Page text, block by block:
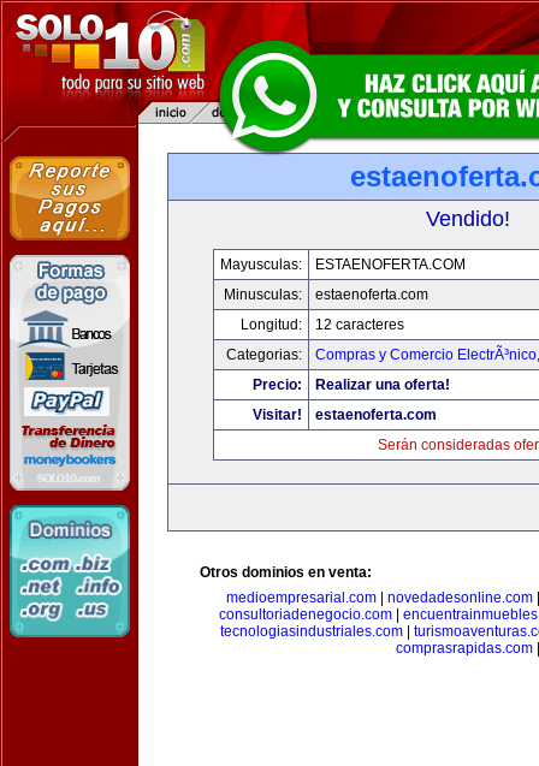
Vendido!
Mayusculas:
ESTAENOFERTA.COM
Minusculas:
estaenoferta.com
Longitud:
12 caracteres
Categorias:
Compras y Comercio ElectrÃ³nico
Precio:
Realizar una oferta!
Visitar!
estaenoferta.com
Serán consideradas
Otros dominios en venta:
medioempresarial.com| novedadesonline.com
consultoriadenegocio.com|
tecnologiasindustriales.com|
comprasrapidas.com